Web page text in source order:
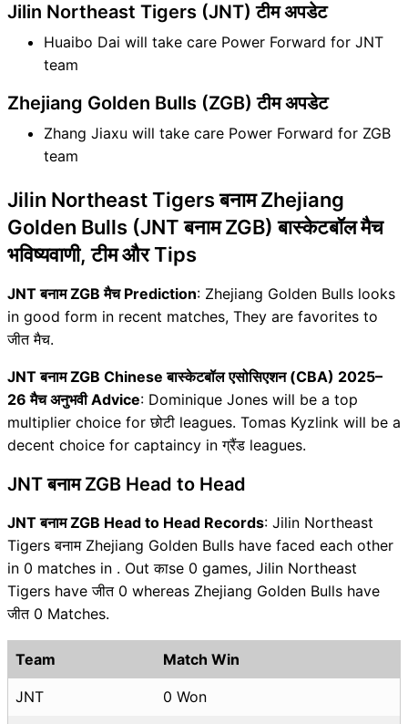
Jilin Northeast Tigers (JNT) टीम अपडेट
Huaibo Dai will take care Power Forward for JNT
team
Zhejiang Golden Bulls (ZGB) टीम अपडेट
Zhang Jiaxu will take care Power Forward for ZGB
team
Jilin Northeast Tigers बनाम Zhejiang
Golden Bulls (JNT बनाम ZGB) बास्केटबॉल मैच
भविष्यवाणी, टीम और Tips
JNT बनाम ZGB मैच Prediction: Zhejiang Golden Bulls looks
in good form in recent matches, They are favorites to
जीत मैच.
JNT बनाम ZGB Chinese बास्केटबॉल एसोसिएशन (CBA) 2025–
26 मैच अनुभवी Advice: Dominique Jones will be a top
multiplier choice for छोटी leagues. Tomas Kyzlink will be a
decent choice for captaincy in ग्रैंड leagues.
JNT बनाम ZGB Head to Head
JNT बनाम ZGB Head to Head Records: Jilin Northeast
Tigers बनाम Zhejiang Golden Bulls have faced each other
in 0 matches in . Out काse 0 games, Jilin Northeast
Tigers have जीत 0 whereas Zhejiang Golden Bulls have
जीत 0 Matches.
Team Match Win
JNT 0 Won